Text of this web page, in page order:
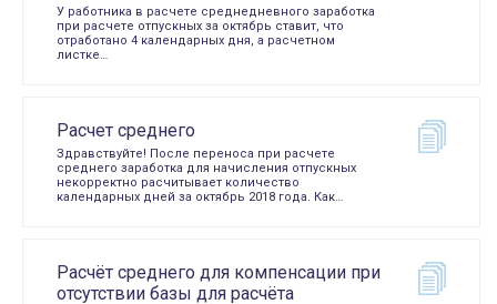
У работника в расчете среднедневного заработка
при расчете отпускных за октябрь ставит, что
отработано 4 календарных дня, а расчетном
листке…
Расчет среднего
Здравствуйте! После переноса при расчете
среднего заработка для начисления отпускных
некорректно расчитывает количество
календарных дней за октябрь 2018 года. Как…
Расчёт среднего для компенсации при
отсутствии базы для расчёта